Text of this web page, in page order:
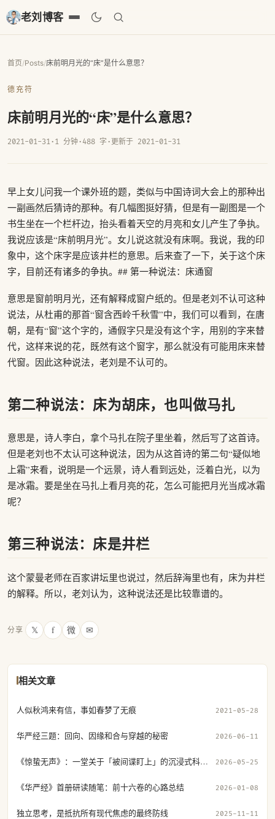
老刘博客
首页/Posts/床前明月光的“床”是什么意思？
德充符
床前明月光的“床”是什么意思？
2021-01-31· 1 分钟· 488 字 · 更新于 2021-01-31
早上女儿问我一个课外班的题，类似与中国诗词大会上的那种出
一副画然后猜诗的那种。有几幅图挺好猜，但是有一副图是一个
书生坐在一个栏杆边，抬头看着天空的月亮和女儿产生了争执。
我说应该是“床前明月光”。女儿说这就没有床啊。我说，我的印
象中，这个床字是应该井栏的意思。后来查了一下，关于这个床
字，目前还有诸多的争执。## 第一种说法：床通窗
意思是窗前明月光，还有解释成窗户纸的。但是老刘不认可这种
说法，从杜甫的那首“窗含西岭千秋雪”中，我们可以看到，在唐
朝，是有“窗”这个字的，通假字只是没有这个字，用别的字来替
代，这样来说的花，既然有这个窗字，那么就没有可能用床来替
代窗。因此这种说法，老刘是不认可的。
第二种说法：床为胡床，也叫做马扎
意思是，诗人李白，拿个马扎在院子里坐着，然后写了这首诗。
但是老刘也不太认可这种说法，因为从这首诗的第二句“疑似地
上霜”来看，说明是一个远景，诗人看到远处，泛着白光，以为
是冰霜。要是坐在马扎上看月亮的花，怎么可能把月光当成冰霜
呢？
第三种说法：床是井栏
这个蒙曼老师在百家讲坛里也说过，然后辞海里也有，床为井栏
的解释。所以，老刘认为，这种说法还是比较靠谱的。
分享 𝕏 f 微 ✉
相关文章
人似秋鸿来有信，事如春梦了无痕 2021-05-28
华严经三题：回向、因缘和合与穿越的秘密 2026-06-11
《惊蛰无声》：一堂关于「被间谍盯上」的沉浸式科普课 2026-05-25
《华严经》首册研读随笔：前十六卷的心路总结 2026-01-08
独立思考，是抵抗所有现代焦虑的最终防线 2025-11-11